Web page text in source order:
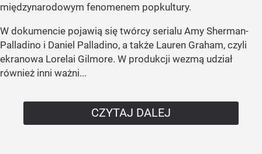
międzynarodowym fenomenem popkultury.
W dokumencie pojawią się twórcy serialu Amy Sherman-
Palladino i Daniel Palladino, a także Lauren Graham, czyli
ekranowa Lorelai Gilmore. W produkcji wezmą udział
również inni ważni...
CZYTAJ DALEJ